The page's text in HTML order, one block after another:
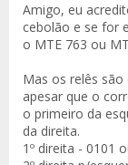
Amigo, eu
cebolão e se for
o MTE 763 ou
Mas os relês
apesar que o
o primeiro da
da direita.
1º direita - 0101